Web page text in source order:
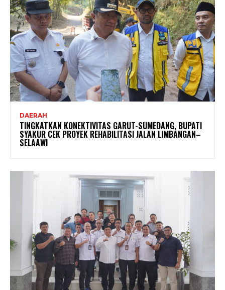
DAERAH
TINGKATKAN KONEKTIVITAS GARUT-SUMEDANG, BUPATI
SYAKUR CEK PROYEK REHABILITASI JALAN LIMBANGAN–
SELAAWI